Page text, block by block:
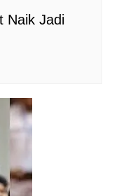
Naik Jadi